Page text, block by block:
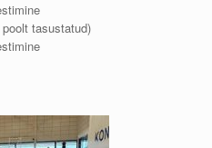
tasustatud)